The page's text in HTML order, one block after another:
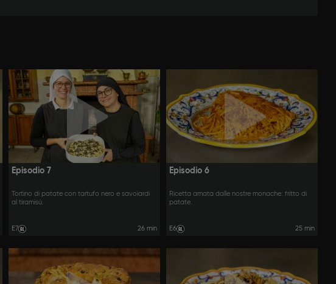
Episodio 7
Tortino di patate con tartufo nero e savoiardi
al tiramisù.
E7 26 min
Episodio 6
Ricetta amata dalle nostre monache: fritto di
patate.
E6 25 min